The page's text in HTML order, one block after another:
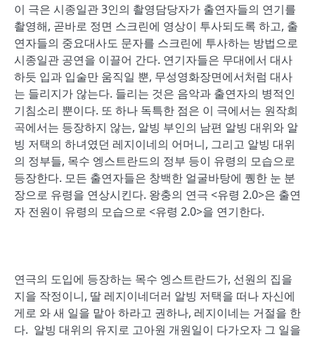
이 극은 시종일관 3인의 촬영담당자가 출연자들의 연기를
촬영해, 곧바로 정면 스크린에 영상이 투사되도록 하고, 출
연자들의 중요대사도 문자를 스크린에 투사하는 방법으로
시종일관 공연을 이끌어 간다. 연기자들은 무대에서 대사
하듯 입과 입술만 움직일 뿐, 무성영화장면에서처럼 대사
는 들리지가 않는다. 들리는 것은 음악과 출연자의 병적인
기침소리 뿐이다. 또 하나 독특한 점은 이 극에서는 원작희
곡에서는 등장하지 않는, 알빙 부인의 남편 알빙 대위와 알
빙 저택의 하녀였던 레지이네의 어머니, 그리고 알빙 대위
의 정부들, 목수 엥스트란드의 정부 등이 유령의 모습으로
등장한다. 모든 출연자들은 창백한 얼굴바탕에 퀭한 눈 분
장으로 유령을 연상시킨다. 왕충의 연극 <유령 2.0>은 출연
자 전원이 유령의 모습으로 <유령 2.0>을 연기한다.
연극의 도입에 등장하는 목수 엥스트란드가, 선원의 집을
지을 작정이니, 딸 레지이네더러 알빙 저택을 떠나 자신에
게로 와 새 일을 맡아 하라고 권하나, 레지이네는 거절을 한
다. 알빙 대위의 유지로 고아원 개원일이 다가오자 그 일을